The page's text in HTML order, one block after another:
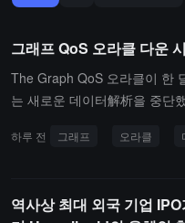
그래프 QoS 오라클 다운
The Graph QoS 오라클이 한
는 새로운 데이터解析을 중단
하루 전 그래프 오라클
역사상 최대 외국 기업